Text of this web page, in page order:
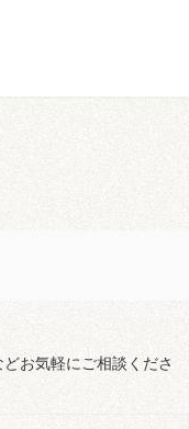
お気軽にご相談くださ